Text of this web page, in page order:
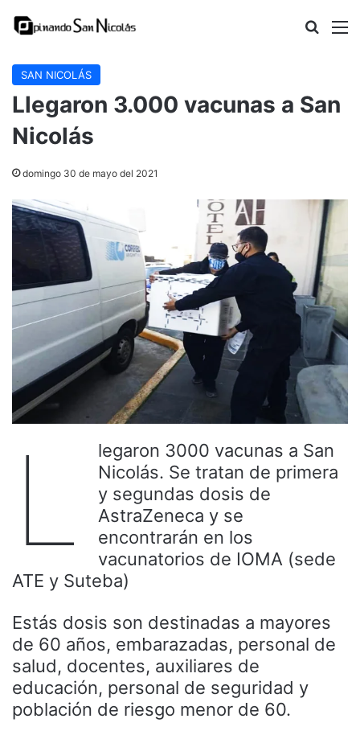
Buscar
SAN NICOLÁS
Llegaron 3.000 vacunas a San
Nicolás
domingo 30 de mayo del 2021
L
legaron 3000 vacunas a San
Nicolás. Se tratan de primera
y segundas dosis de
AstraZeneca y se
encontrarán en los
vacunatorios de IOMA (sede
ATE y Suteba)
Estás dosis son destinadas a mayores
de 60 años, embarazadas, personal de
salud, docentes, auxiliares de
educación, personal de seguridad y
población de riesgo menor de 60.